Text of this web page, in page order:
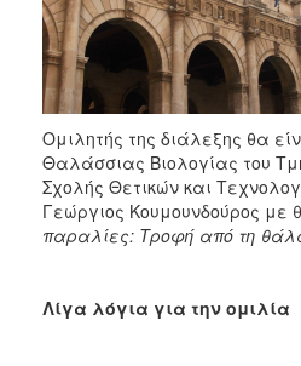
2010
ΤΟΠΟΣ
ΑΝΘΕΚΤΙΚΗ
Ομιλητής της διάλεξης θα
Θαλάσσιας Βιολογίας του
Σχολής Θετικών και
Γεώργιος Κουμουνδούρος με
παραλίες: Τροφή από τη
Λίγα λόγια για την ομιλία